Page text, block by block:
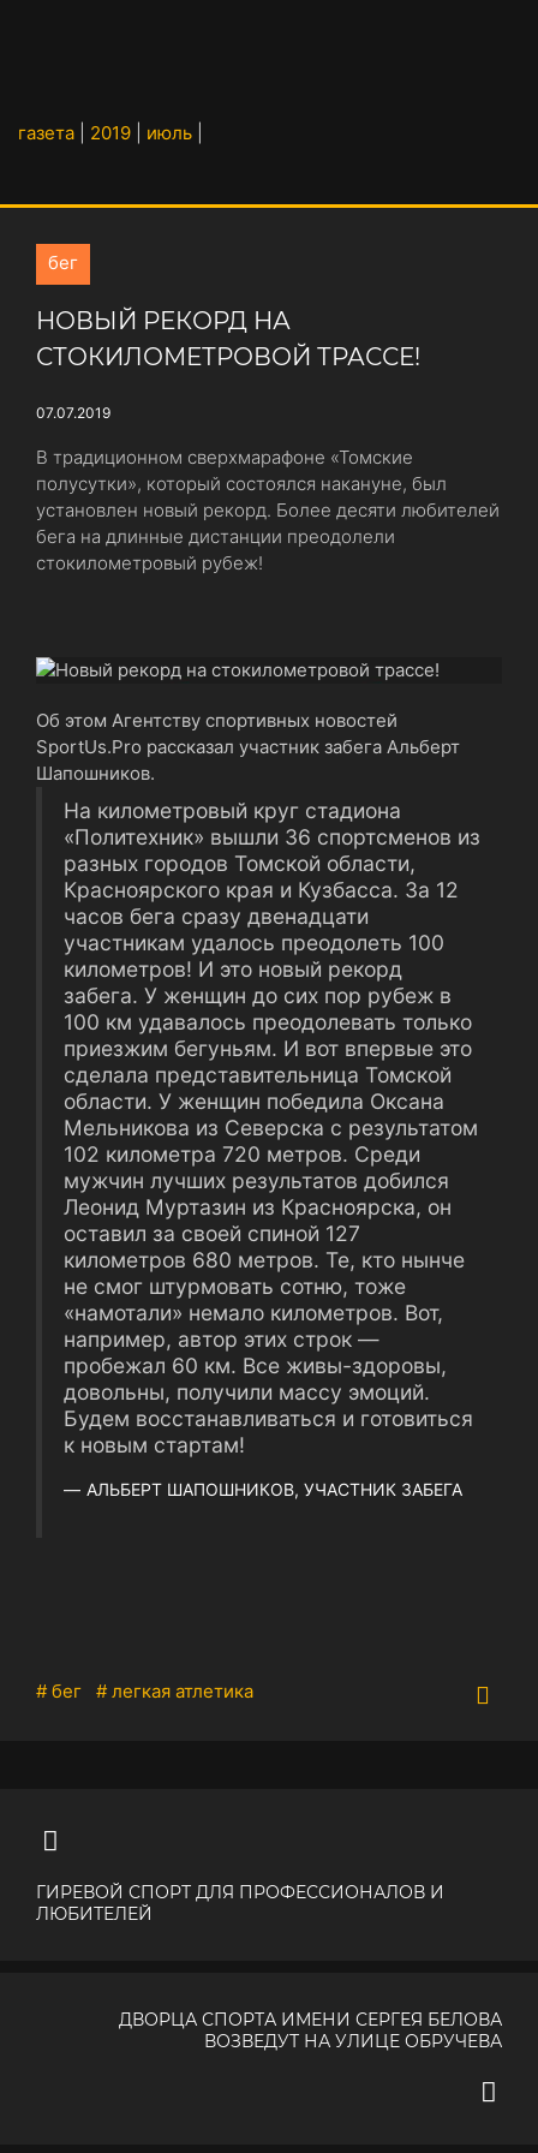
газета 2019 июль
бег
НОВЫЙ РЕКОРД НА
СТОКИЛОМЕТРОВОЙ ТРАССЕ!
07.07.2019
В традиционном сверхмарафоне «Томские
полусутки», который состоялся накануне, был
установлен новый рекорд. Более десяти любителей
бега на длинные дистанции преодолели
стокилометровый рубеж!
Об этом Агентству спортивных новостей
SportUs.Рro рассказал участник забега Альберт
Шапошников.
На километровый круг стадиона
«Политехник» вышли 36 спортсменов из
разных городов Томской области,
Красноярского края и Кузбасса. За 12
часов бега сразу двенадцати
участникам удалось преодолеть 100
километров! И это новый рекорд
забега. У женщин до сих пор рубеж в
100 км удавалось преодолевать только
приезжим бегуньям. И вот впервые это
сделала представительница Томской
области. У женщин победила Оксана
Мельникова из Северска с результатом
102 километра 720 метров. Среди
мужчин лучших результатов добился
Леонид Муртазин из Красноярска, он
оставил за своей спиной 127
километров 680 метров. Те, кто нынче
не смог штурмовать сотню, тоже
«намотали» немало километров. Вот,
например, автор этих строк —
пробежал 60 км. Все живы-здоровы,
довольны, получили массу эмоций.
Будем восстанавливаться и готовиться
к новым стартам!
АЛЬБЕРТ ШАПОШНИКОВ, УЧАСТНИК ЗАБЕГА
# бег # легкая атлетика
ГИРЕВОЙ СПОРТ ДЛЯ ПРОФЕССИОНАЛОВ И
ЛЮБИТЕЛЕЙ
ДВОРЦА СПОРТА ИМЕНИ СЕРГЕЯ БЕЛОВА
ВОЗВЕДУТ НА УЛИЦЕ ОБРУЧЕВА